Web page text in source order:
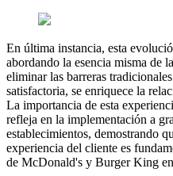
En última instancia, esta
abordando la esencia misma de
eliminar las barreras
satisfactoria, se enriquece la
La importancia de esta
refleja en la implementación a
establecimientos, demostrando
experiencia del cliente es
de McDonald's y Burger King